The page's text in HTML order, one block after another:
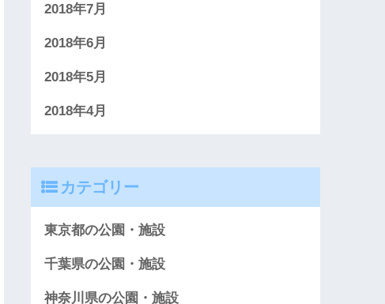
2018年7月
2018年6月
2018年5月
2018年4月
カテゴリー
東京都の公園・施設
千葉県の公園・施設
神奈川県の公園・施設